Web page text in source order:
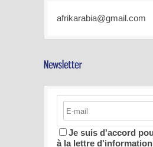
afrikarabia@gmail.com
Je suis d'accord
à la lettre d'information